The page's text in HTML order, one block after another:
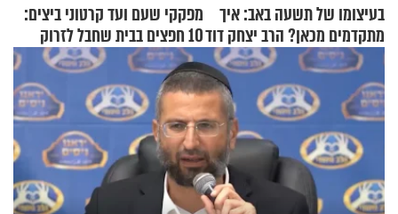
בעיצומו של תשעה באב: איך
מתקדמים מכאן? הרב יצחק דוד
גרוסמן בשיחה מיוחדת
מפקקי שעם ועד קרטוני ביצים:
10 חפצים בבית שחבל לזרוק
לפח